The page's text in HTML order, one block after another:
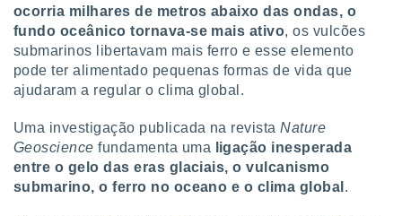
a
a
cookies,
a
site
caso,
ocorria milhares de metros abaixo das ondas, o
fundo oceânico tornava-se mais ativo, os vulcões
submarinos libertavam mais ferro e esse elemento
pode ter alimentado pequenas formas de vida que
ajudaram a regular o clima global.
Uma investigação publicada na revistaNature
Geoscience fundamenta uma
ligação inesperada
entre o gelo das eras glaciais, o vulcanismo
submarino, o ferro no oceano e o clima global .